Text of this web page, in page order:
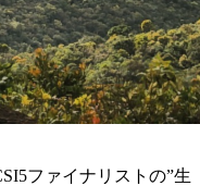
ファイナリストの”生